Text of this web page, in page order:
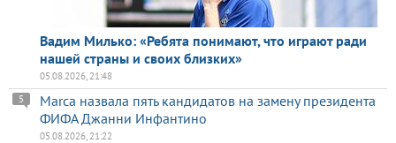
Вадим Милько: «Ребята понимают, что играют ради
нашей страны и своих близких»
05.08.2026, 21:48
Marca назвала пять кандидатов на замену президента
ФИФА Джанни Инфантино
5
05.08.2026, 21:22